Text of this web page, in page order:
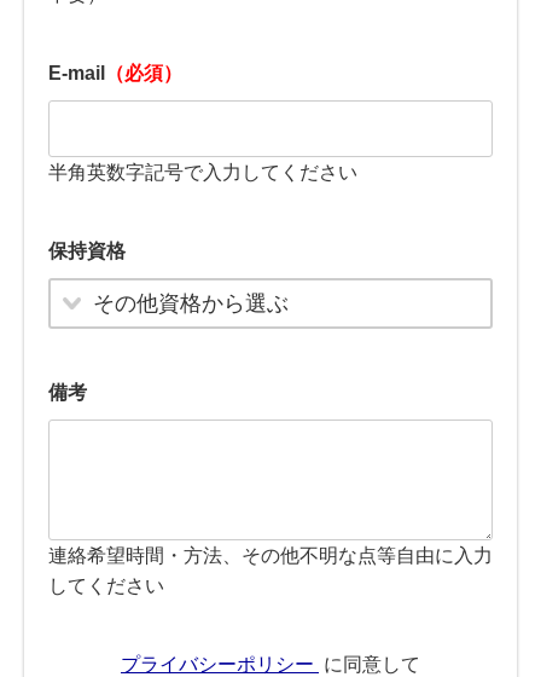
E-mail （必須）
半角英数字記号で入力してください
保持資格
その他資格から選ぶ
備考
連絡希望時間・方法、その他不明な点等自由に入力
してください
プライバシーポリシー に同意して